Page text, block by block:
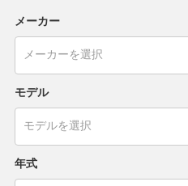
メーカー
モデル
年式